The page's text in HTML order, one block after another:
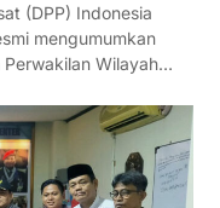
(DPP) Indonesia
mengumumkan
Wilayah…